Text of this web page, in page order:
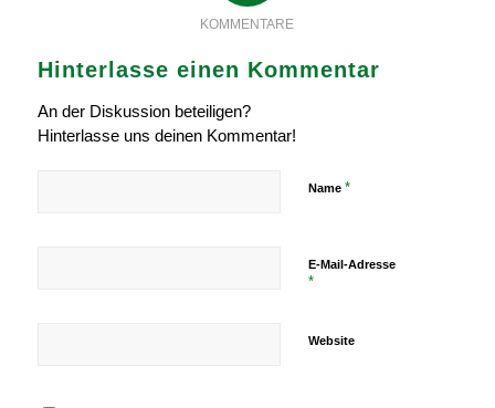
KOMMENTARE
Hinterlasse einen Kommentar
An der Diskussion beteiligen?
Hinterlasse uns deinen Kommentar!
Name *
E-Mail-Adresse
*
Website